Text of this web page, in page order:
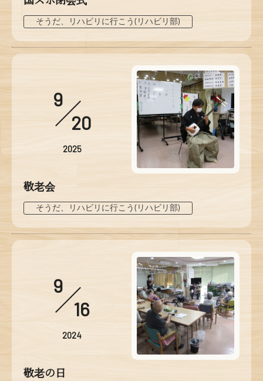
そうだ、リハビリに行こう(リハビリ部)
9
20
2025
敬老会
そうだ、リハビリに行こう(リハビリ部)
9
16
2024
敬老の日